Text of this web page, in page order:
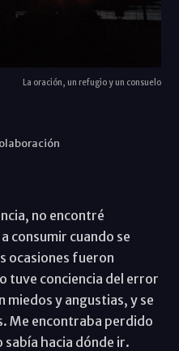
La oración, un refugio y un consuelo
no encontré
consumir cuando se
ocasiones fueron
tuve conciencia del error
y angustias, y se
Me encontraba perdido
hacia dónde ir.